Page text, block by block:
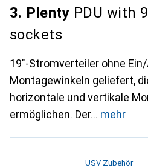
3. Plenty PDU with
sockets
19"-Stromverteiler ohne
Montagewinkeln geliefert,
horizontale und vertikale
ermöglichen. Der
mehr
USV Zubehör